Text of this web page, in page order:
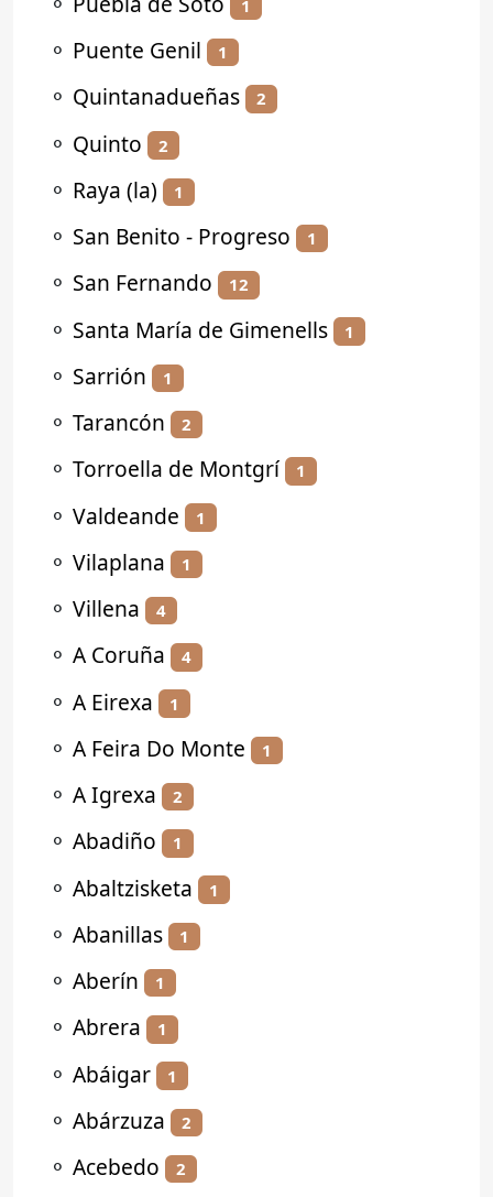
1
⚬ Puente Genil 1
⚬ Quintanadueñas 2
⚬ Quinto 2
⚬ Raya (la) 1
⚬ San Benito - Progreso 1
⚬ San Fernando 12
⚬ Santa María de Gimenells 1
⚬ Sarrión 1
⚬ Tarancón 2
⚬ Torroella de Montgrí 1
⚬ Valdeande 1
⚬ Vilaplana 1
⚬ Villena 4
⚬ A Coruña 4
⚬ A Eirexa 1
⚬ A Feira Do Monte 1
⚬ A Igrexa 2
⚬ Abadiño 1
⚬ Abaltzisketa 1
⚬ Abanillas 1
⚬ Aberín 1
⚬ Abrera 1
⚬ Abáigar 1
⚬ Abárzuza 2
⚬ Acebedo 2